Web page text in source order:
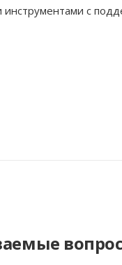
инструментами с